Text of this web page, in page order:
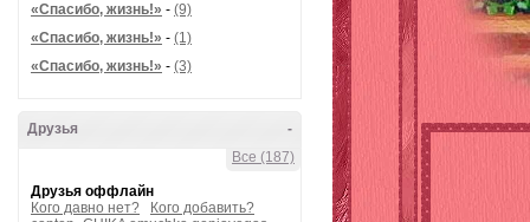
«Спасибо, жизнь!» - (9)
«Спасибо, жизнь!» - (1)
«Спасибо, жизнь!» - (3)
-
Друзья
Все (187)
Друзья оффлайн
Кого давно нет?
Кого добавить?